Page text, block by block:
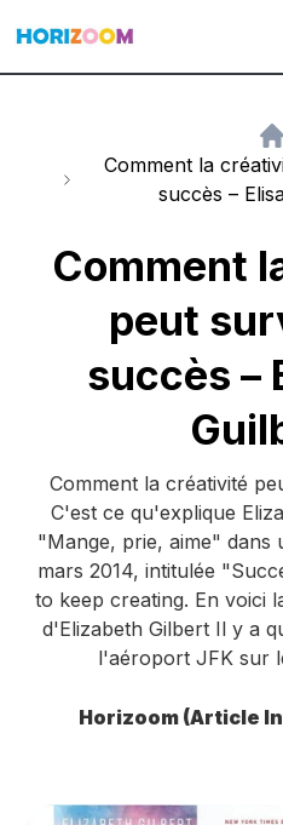
Comment la
succès –
Comment
peut
succès –
Comment la créativité
C'est ce qu'explique
"Mange, prie, aime" dans
mars 2014, intitulée
to keep creating. En voici
d'Elizabeth Gilbert Il y a
l'aéroport JFK sur
Horizoom (Article